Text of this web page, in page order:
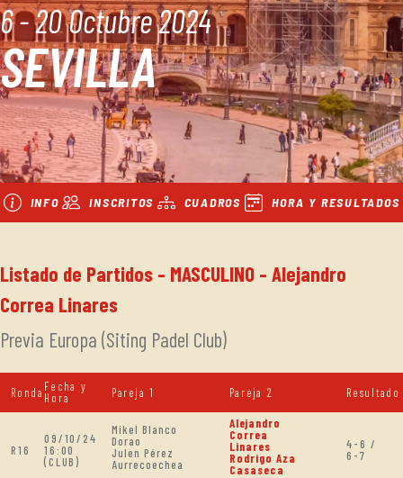
6 - 20 Octubre 2024
SEVILLA
INFO INSCRITOS CUADROS HORA Y RESULTADOS
Listado de Partidos - MASCULINO - Alejandro
Correa Linares
Previa Europa (Siting Padel Club)
Ronda Fecha y
Hora
Pareja 1 Pareja 2 Resultado
R16
09/10/24
16:00
(CLUB)
Mikel Blanco
Dorao
Julen Pérez
Aurrecoechea
Alejandro
Correa
Linares
Rodrigo Aza
Casaseca
4-6 /
6-7